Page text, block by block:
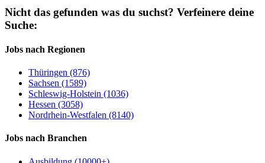
Nicht das gefunden was du suchst? Verfeinere deine
Suche:
Jobs nach Regionen
Thüringen (876)
Sachsen (1589)
Schleswig-Holstein (1036)
Hessen (3058)
Nordrhein-Westfalen (8140)
Jobs nach Branchen